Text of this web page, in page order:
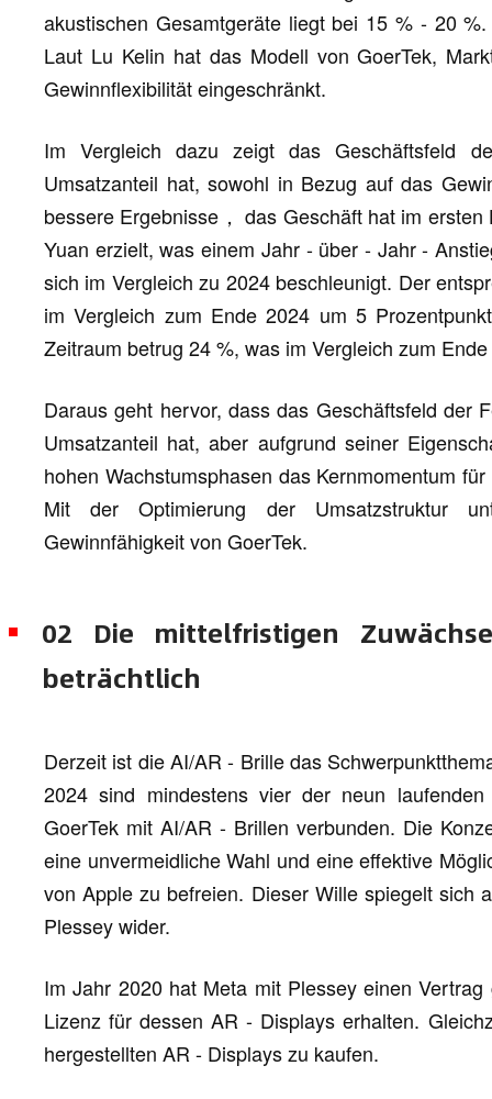
akustischen Gesamtgeräte liegt bei 15 % - 20
Laut Lu Kelin hat das Modell von GoerTek,
Gewinnflexibilität eingeschränkt.
Im Vergleich dazu zeigt das Geschäftsfeld
Umsatzanteil hat, sowohl in Bezug auf das
bessere Ergebnisse， das Geschäft hat im
Yuan erzielt, was einem Jahr - über - Jahr -
sich im Vergleich zu 2024 beschleunigt. Der
im Vergleich zum Ende 2024 um 5
Zeitraum betrug 24 %, was im Vergleich zum
Daraus geht hervor, dass das Geschäftsfeld der
Umsatzanteil hat, aber aufgrund seiner
hohen Wachstumsphasen das Kernmomentum
Mit der Optimierung der Umsatzstruktur
Gewinnfähigkeit von GoerTek.
02 Die mittelfristigen
beträchtlich
Derzeit ist die AI/AR - Brille das
2024 sind mindestens vier der neun
GoerTek mit AI/AR - Brillen verbunden. Die
eine unvermeidliche Wahl und eine effektive
von Apple zu befreien. Dieser Wille spiegelt sich
Plessey wider.
Im Jahr 2020 hat Meta mit Plessey einen
Lizenz für dessen AR - Displays erhalten.
hergestellten AR - Displays zu kaufen.